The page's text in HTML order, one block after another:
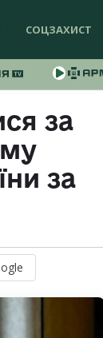
СОЦЗАХИСТ
за
за